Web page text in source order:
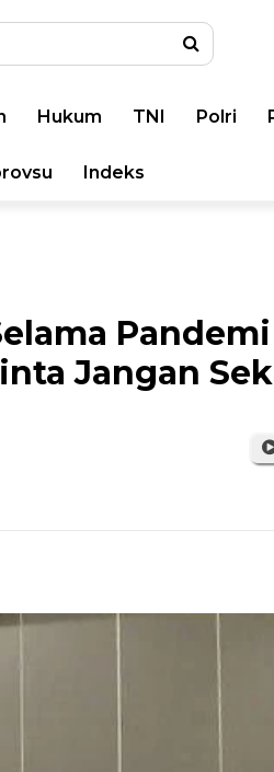
Hukum TNI Polri
Indeks
Pandemi
Jangan